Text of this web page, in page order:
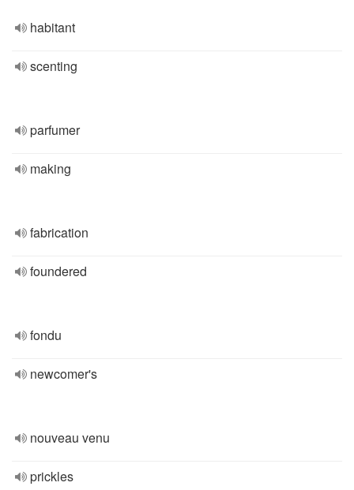
habitant
scenting
parfumer
making
fabrication
foundered
fondu
newcomer's
nouveau venu
prickles